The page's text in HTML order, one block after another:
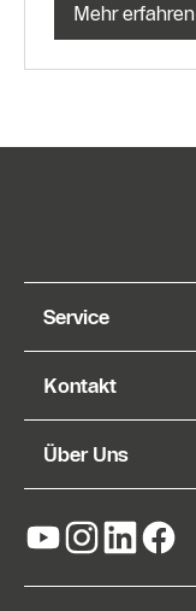
Mehr erfahren
Service
Kontakt
Über Uns